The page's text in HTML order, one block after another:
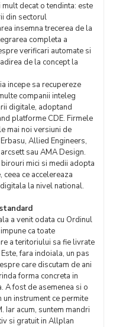
decat o tendinta: este
din sectorul
insemna trecerea de la
completa a
verificari automate si
de la concept la
incepe sa recupereze
companii inteleg
digitale, adoptand
platforme CDE. Firmele
mai noi versiuni de
Allied Engineers,
sau AMA Design.
mici si medii adopta
ce accelereaza
la nivel national.
a venit odata cu Ordinul
ca toate
a teritoriului sa fie livrate
fara indoiala, un pas
care discutam de ani
forma concreta in
A fost de asemenea si o
instrument ce permite
Iar acum, suntem mandri
si gratuit in Allplan